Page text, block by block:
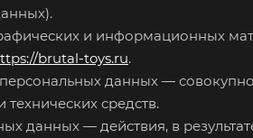
и информационных
brutal-toys.ru.
данных —
средств.
данных — действия, в